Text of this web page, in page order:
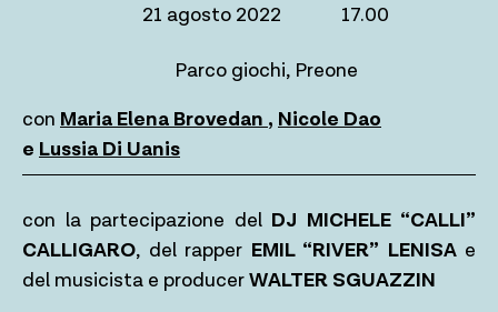
21 agosto 2022 17.00
Parco giochi, Preone
con Maria Elena Brovedan , Nicole Dao
e Lussia Di Uanis
con la partecipazione del DJ MICHELE “CALLI”
CALLIGARO, del rapper EMIL “RIVER” LENISAe
del musicista e producerWALTER SGUAZZIN